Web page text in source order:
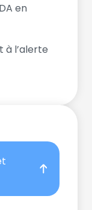
en
à l’alerte